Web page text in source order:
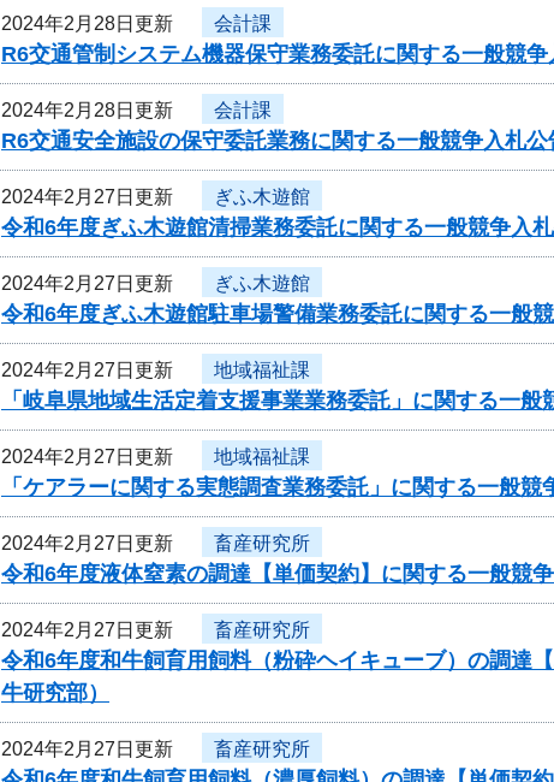
2024年2月28日更新 会計課
R6交通管制システム機器保守業務委託に関する一般競争
2024年2月28日更新 会計課
R6交通安全施設の保守委託業務に関する一般競争入札公
2024年2月27日更新 ぎふ木遊館
令和6年度ぎふ木遊館清掃業務委託に関する一般競争入
2024年2月27日更新 ぎふ木遊館
令和6年度ぎふ木遊館駐車場警備業務委託に関する一般
2024年2月27日更新 地域福祉課
「岐阜県地域生活定着支援事業業務委託」に関する一般
2024年2月27日更新 地域福祉課
「ケアラーに関する実態調査業務委託」に関する一般競
2024年2月27日更新 畜産研究所
令和6年度液体窒素の調達【単価契約】に関する一般競
2024年2月27日更新 畜産研究所
令和6年度和牛飼育用飼料（粉砕ヘイキューブ）の調達
牛研究部）
2024年2月27日更新 畜産研究所